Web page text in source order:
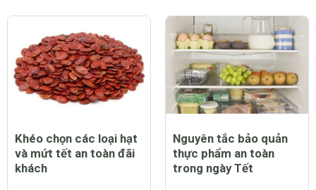
Khéo chọn các loại hạt
và mứt tết an toàn đãi
khách
Nguyên tắc bảo quản
thực phẩm an toàn
trong ngày Tết